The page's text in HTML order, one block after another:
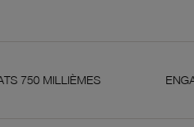
ENGAGEMENTS